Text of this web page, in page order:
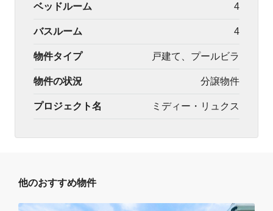
ベッドルーム 4
バスルーム 4
物件タイプ 戸建て、プールビラ
物件の状況 分譲物件
プロジェクト名 ミディー・リュクス
他のおすすめ物件